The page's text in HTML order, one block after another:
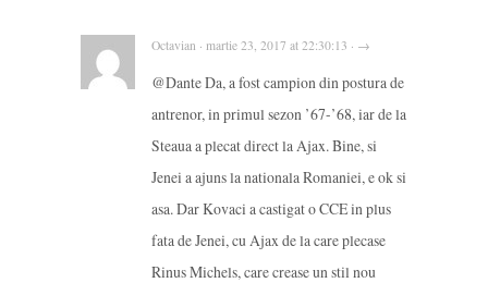
Octavian · martie 23, 2017 at 22:30:13 · →
@Dante Da, a fost campion din postura de
antrenor, in primul sezon ’67-’68, iar de la
Steaua a plecat direct la Ajax. Bine, si
Jenei a ajuns la nationala Romaniei, e ok si
asa. Dar Kovaci a castigat o CCE in plus
fata de Jenei, cu Ajax de la care plecase
Rinus Michels, care crease un stil nou